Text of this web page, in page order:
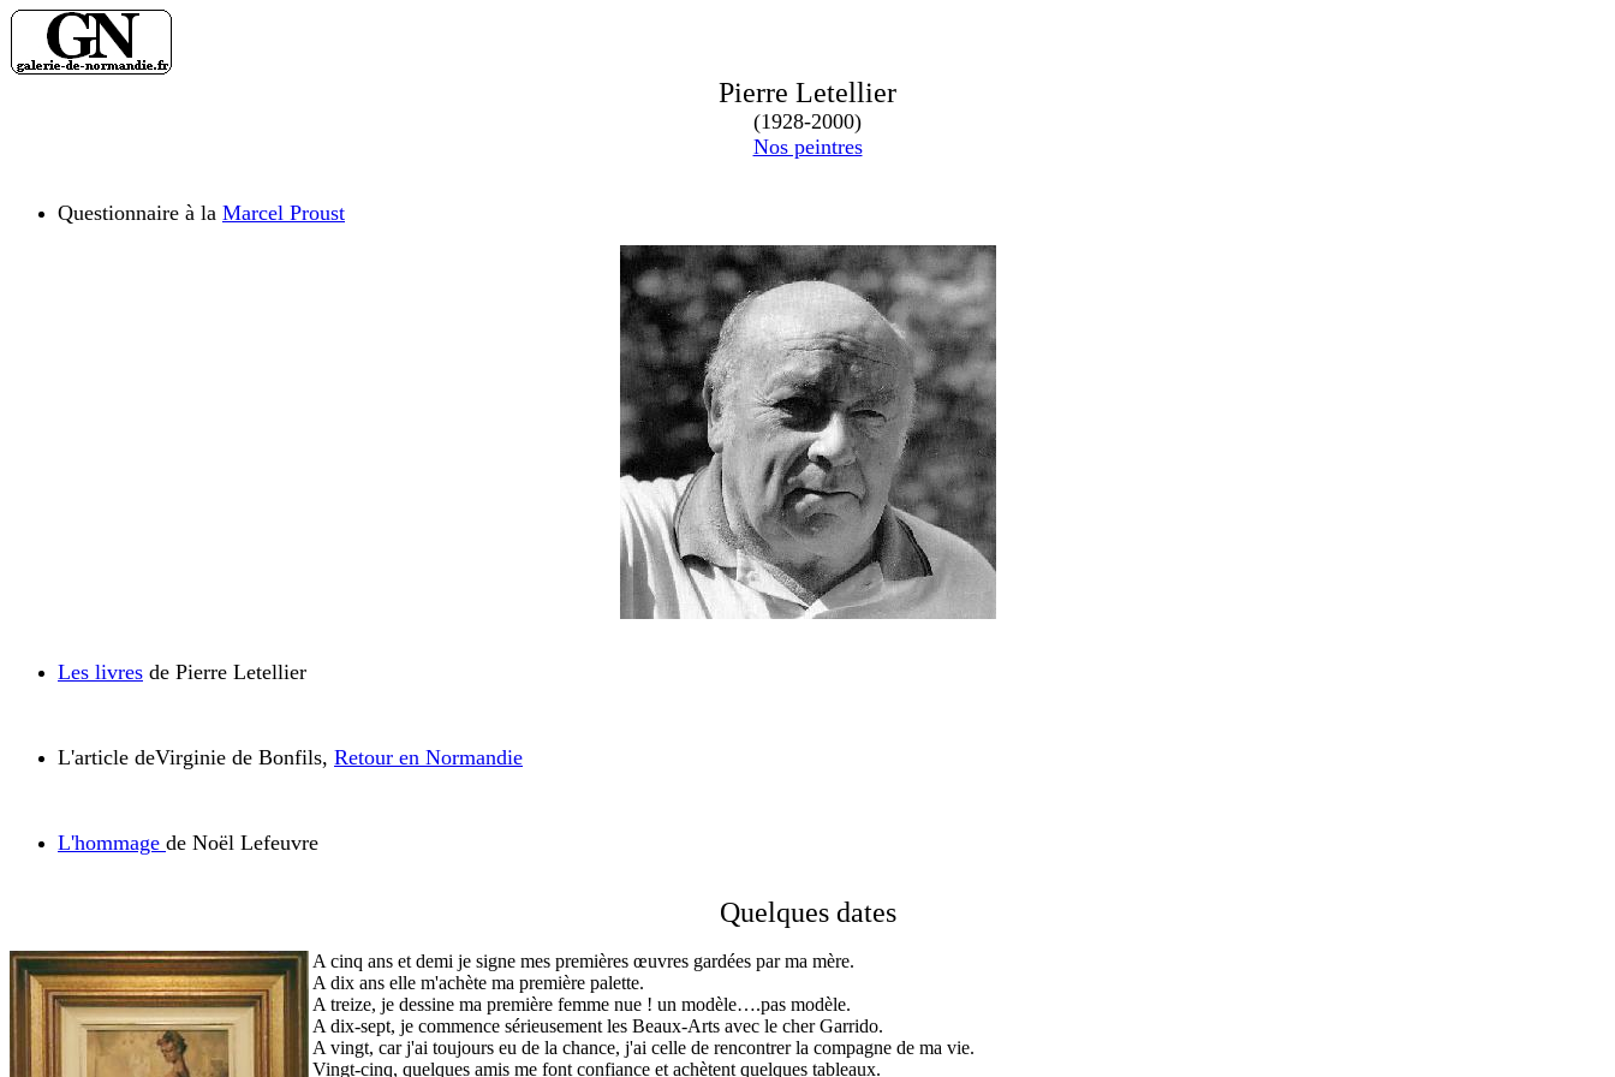
Pierre Letellier
(1928-2000)
Nos peintres
Questionnaire à la Marcel Proust
Les livres de Pierre Letellier
L'article deVirginie de Bonfils, Retour en Normandie
L'hommage de Noël Lefeuvre
Quelques dates
A cinq ans et demi je signe mes premières œuvres gardées par ma mère.
A dix ans elle m'achète ma première palette.
A treize, je dessine ma première femme nue ! un modèle….pas modèle.
A dix-sept, je commence sérieusement les Beaux-Arts avec le cher Garrido.
A vingt, car j'ai toujours eu de la chance, j'ai celle de rencontrer la compagne de ma vie.
Vingt-cinq, quelques amis me font confiance et achètent quelques tableaux.